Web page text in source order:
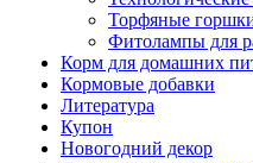
Торфяные
Фитолампы для
Корм для домашних
Кормовые добавки
Литература
Купон
Новогодний декор